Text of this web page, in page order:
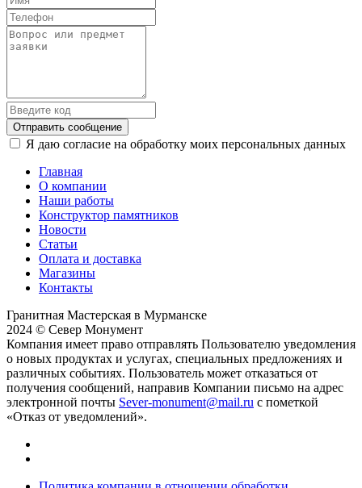
Отправить сообщение
Я даю согласие на обработку моих персональных данных
Главная
О компании
Наши работы
Конструктор памятников
Новости
Статьи
Оплата и доставка
Магазины
Контакты
Гранитная Мастерская в Мурманске
2024 © Север Монумент
Компания имеет право отправлять Пользователю уведомления
о новых продуктах и услугах, специальных предложениях и
различных событиях. Пользователь может отказаться от
получения сообщений, направив Компании письмо на адрес
электронной почты Sever-monument@mail.ru с пометкой
«Отказ от уведомлений».